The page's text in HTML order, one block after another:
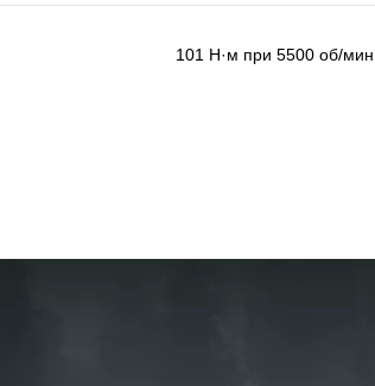
101 Н·м при 5500 об/мин
1246 мм